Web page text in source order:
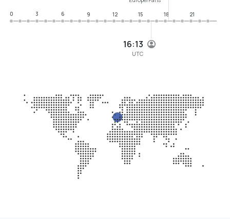
16:13
UTC
0
3 6 9 12 15 18 21